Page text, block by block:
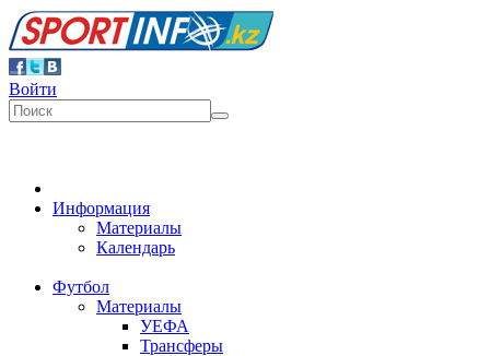
Войти
Информация
Материалы
Календарь
Футбол
Материалы
УЕФА
Трансферы